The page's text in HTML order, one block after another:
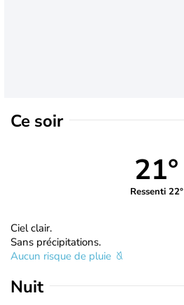
Ce soir
21°
Ressenti 22°
Ciel clair.
Sans précipitations.
Aucun risque de pluie
Nuit